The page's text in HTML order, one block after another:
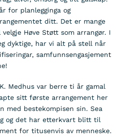
for planlegginga og
ditt. Det er mange
Høve Støtt som arrangør. I
dyktige, har vi alt på stell når
samfunnsengasjement
Medhus var berre ti år gamal
sitt første arrangement her
med bestekompisen sin. Sea
og det har etterkvart blitt til
for titusenvis av menneske.